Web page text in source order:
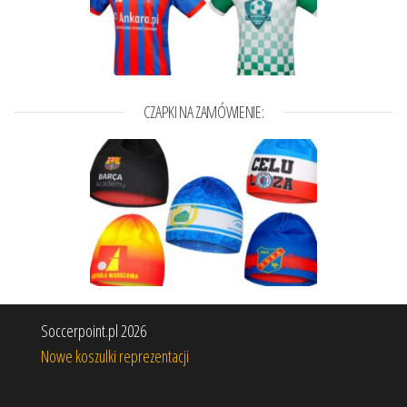
CZAPKI NA ZAMÓWIENIE:
Soccerpoint.pl 2026
Nowe koszulki reprezentacji